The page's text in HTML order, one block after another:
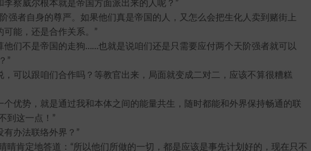
察威尔根本就是帝国方面派出来的人呢？”
者自身的尊严。如果他们真是帝国的人，又怎么会把生化人卖到赌街上
可能，还是合作关系。”
们不是帝国的走狗……也就是说咱们还是只需要应付两个天阶强者就可以
”
可以跟咱们合作吗？等教官出来，局面就变成二对二，应该不算很糟糕
优势，就是通过我和本体之间的能量共生，随时都能和外界保持畅通的联
到这一点！”
办法联络外界？”
肯定地答道：“所以他们所做的一切，都是应该是事先计划好的，现在只不